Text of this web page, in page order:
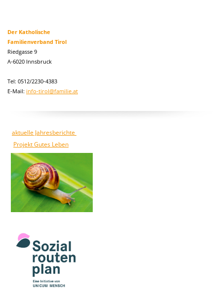
Der Katholische
Familienverband Tirol
Riedgasse 9
A-6020 Innsbruck
Tel: 0512/2230-4383
E-Mail: info-tirol@familie.at
aktuelle Jahresberichte
Projekt Gutes Leben